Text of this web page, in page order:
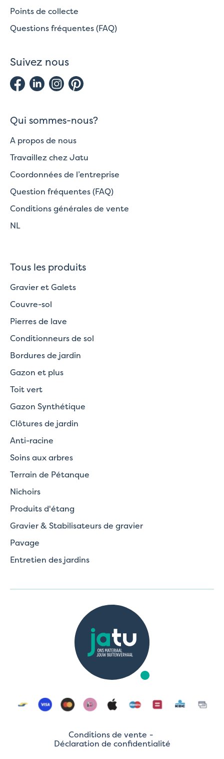
Points de collecte
Questions fréquentes (FAQ)
Suivez nous
Qui sommes-nous?
A propos de nous
Travaillez chez Jatu
Coordonnées de l’entreprise
Question fréquentes (FAQ)
Conditions générales de vente
NL
Tous les produits
Gravier et Galets
Couvre-sol
Pierres de lave
Conditionneurs de sol
Bordures de jardin
Gazon et plus
Toit vert
Gazon Synthétique
Clôtures de jardin
Anti-racine
Soins aux arbres
Terrain de Pétanque
Nichoirs
Produits d'étang
Gravier & Stabilisateurs de gravier
Pavage
Entretien des jardins
Conditions de vente
Déclaration de confidentialité